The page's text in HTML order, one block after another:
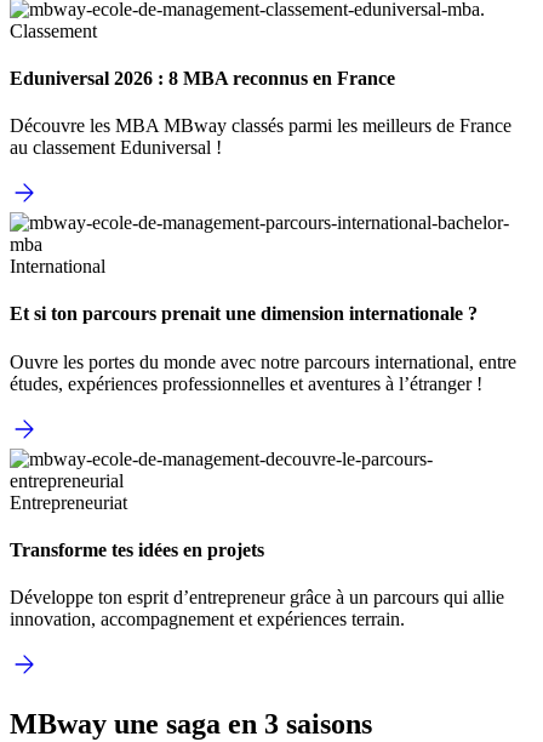
Classement
Eduniversal 2026 : 8 MBA reconnus en France
Découvre les MBA MBway classés parmi les meilleurs de France
au classement Eduniversal !
International
Et si ton parcours prenait une dimension internationale ?
Ouvre les portes du monde avec notre parcours international, entre
études, expériences professionnelles et aventures à l’étranger !
Entrepreneuriat
Transforme tes idées en projets
Développe ton esprit d’entrepreneur grâce à un parcours qui allie
innovation, accompagnement et expériences terrain.
MBway une saga en 3 saisons